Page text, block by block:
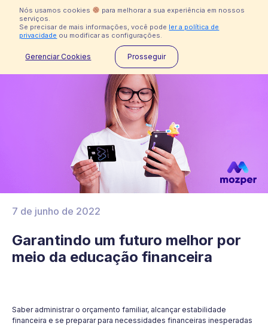
Indisponível no Brasil
Desculpe, a Mozper não está disponível no Brasil
7 de junho de 2022
Garantindo um futuro melhor por
meio da educação financeira
Saber administrar o orçamento familiar, alcançar estabilidade
financeira e se preparar para necessidades financeiras inesperadas
Nós usamos cookies
para melhorar a sua experiência em nossos
serviços.
Se precisar de mais informações, você pode ler a política de
privacidade ou modificar as configurações.
Gerenciar Cookies Prosseguir